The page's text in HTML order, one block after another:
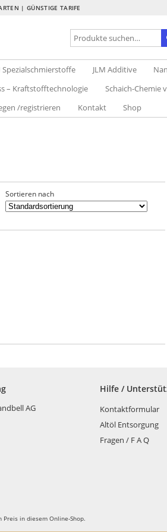
| GÜNSTIGE TARIFE
Spezialschmierstoffe JLM Additive
– Kraftstofftechnologie
Schaich-Chemie
/registrieren Kontakt Shop
Sortieren nach
AG
Hilfe /
Kontaktformular
Altöl Entsorgung
Fragen / F A Q
in diesem Online-Shop.